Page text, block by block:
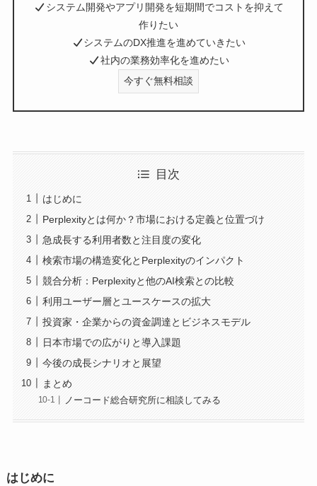
システム開発やアプリ開発を短期間でコストを抑えて
作りたい
システムのDX推進を進めていきたい
社内の業務効率化を進めたい
今すぐ無料相談
目次
はじめに
Perplexityとは何か？市場における定義と位置づけ
急成長する利用者数と注目度の変化
検索市場の構造変化とPerplexityのインパクト
競合分析：Perplexityと他のAI検索との比較
利用ユーザー層とユースケースの拡大
投資家・企業からの資金調達とビジネスモデル
日本市場での広がりと導入課題
今後の成長シナリオと展望
まとめ
ノーコード総合研究所に相談してみる
はじめに